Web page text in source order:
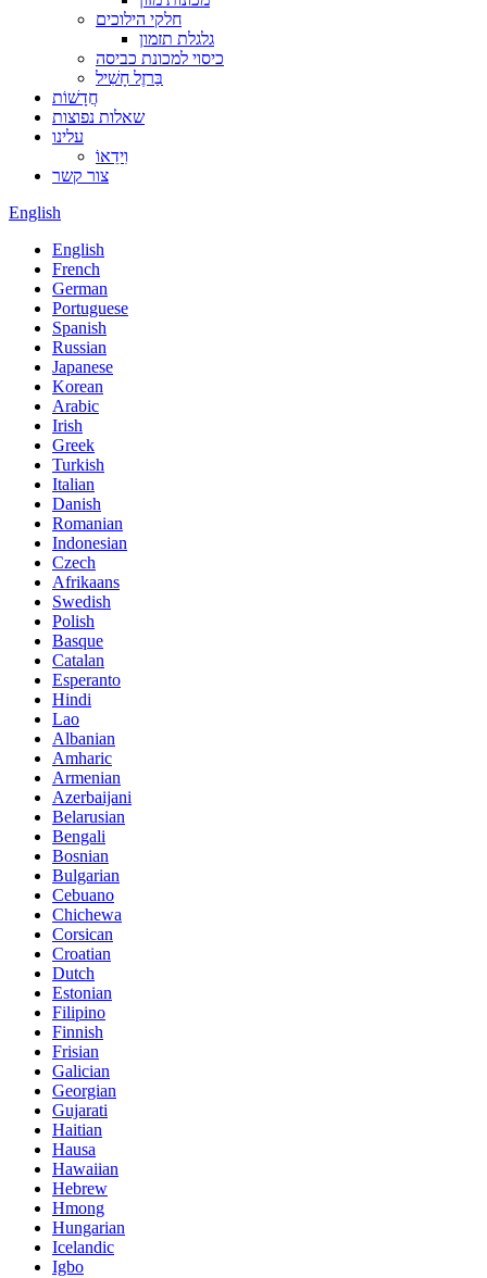
חלקי הילוכים
גלגלת תזמון
כיסוי למכונת כביסה
בַּרזֶל חָשִׁיל
חֲדָשׁוֹת
שאלות נפוצות
עלינו
וִידֵאוֹ
צור קשר
English
English
French
German
Portuguese
Spanish
Russian
Japanese
Korean
Arabic
Irish
Greek
Turkish
Italian
Danish
Romanian
Indonesian
Czech
Afrikaans
Swedish
Polish
Basque
Catalan
Esperanto
Hindi
Lao
Albanian
Amharic
Armenian
Azerbaijani
Belarusian
Bengali
Bosnian
Bulgarian
Cebuano
Chichewa
Corsican
Croatian
Dutch
Estonian
Filipino
Finnish
Frisian
Galician
Georgian
Gujarati
Haitian
Hausa
Hawaiian
Hebrew
Hmong
Hungarian
Icelandic
Igbo